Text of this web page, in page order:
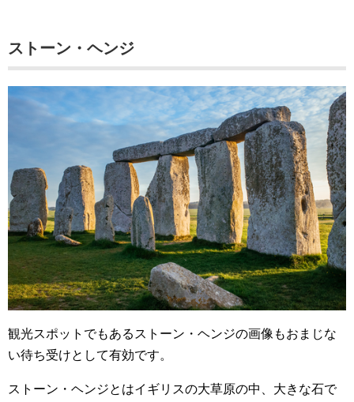
ストーン・ヘンジ
観光スポットでもあるストーン・ヘンジの画像もおまじな
い待ち受けとして有効です。
ストーン・ヘンジとはイギリスの大草原の中、大きな石で